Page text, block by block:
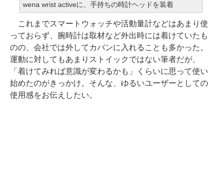
wena wrist activeに、手持ちの時計ヘッドを装着
これまでスマートウォッチや活動量計などはあまり使
っておらず、腕時計は取材など外出時には着けていたも
のの、会社では外してカバンに入れることも多かった。
運動に対してもあまりストイックではない筆者だが、
「着けてみれば意識が変わるかも」くらいに思って使い
始めたのがきっかけ。そんな、ゆるいユーザーとしての
使用感をお伝えしたい。